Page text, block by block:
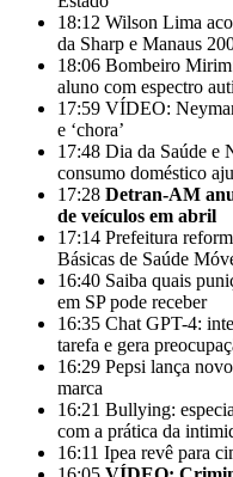
18:12 Wilson Lima
da Sharp e Manaus
18:06 Bombeiro
aluno com espectro
17:59 VÍDEO:
e ‘chora’
17:48 Dia da Saúde e
consumo doméstico
17:28 Detran-AM
de veículos em abril
17:14 Prefeitura
Básicas de Saúde
16:40 Saiba quais
em SP pode receber
16:35 Chat GPT-4:
tarefa e gera
16:29 Pepsi lança
marca
16:21 Bullying:
com a prática da
16:11 Ipea revê para